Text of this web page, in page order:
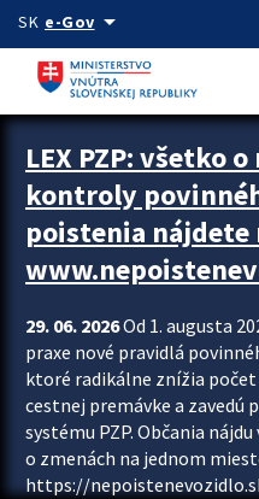
Preskocit na hlavný obsah
SK e-Govarrow_drop_down
Zastavit automatický posun
LEX PZP: všetko
kontroly
poistenia nájdete
29. 06. 2026Od 1. augusta
praxe nové pravidlá
ktoré radikálne znížia
cestnej premávke a zavedú
systému PZP. Občania
o zmenách na jednom
https://